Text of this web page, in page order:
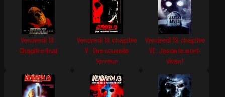
Vendredi 13 :
Chapitre final
Vendredi 13, chapitre
V : Une nouvelle
terreur
Vendredi 13, chapitre
VI : Jason le mort-
vivant